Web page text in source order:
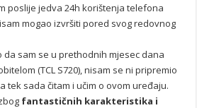
poslije jedva 24h korištenja telefona
mogao izvršiti pored svog redovnog
da sam se u prethodnih mjesec dana
(TCL S720), nisam se ni pripremio
tek sada čitam i učim o ovom uređaju.
fantastičnih karakteristika i